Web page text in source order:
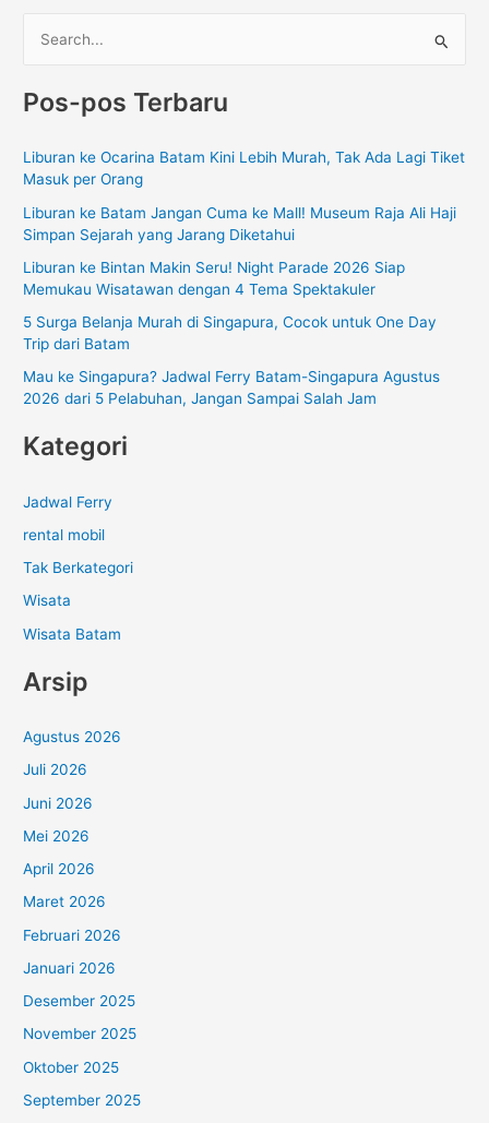
r
u
t
Pos-pos Terbaru
Liburan ke Ocarina Batam Kini Lebih Murah, Tak Ada Lagi Tiket
Masuk per Orang
Liburan ke Batam Jangan Cuma ke Mall! Museum Raja Ali Haji
Simpan Sejarah yang Jarang Diketahui
Liburan ke Bintan Makin Seru! Night Parade 2026 Siap
Memukau Wisatawan dengan 4 Tema Spektakuler
5 Surga Belanja Murah di Singapura, Cocok untuk One Day
Trip dari Batam
Mau ke Singapura? Jadwal Ferry Batam-Singapura Agustus
2026 dari 5 Pelabuhan, Jangan Sampai Salah Jam
Kategori
Jadwal Ferry
rental mobil
Tak Berkategori
Wisata
Wisata Batam
Arsip
Agustus 2026
Juli 2026
Juni 2026
Mei 2026
April 2026
Maret 2026
Februari 2026
Januari 2026
Desember 2025
November 2025
Oktober 2025
September 2025